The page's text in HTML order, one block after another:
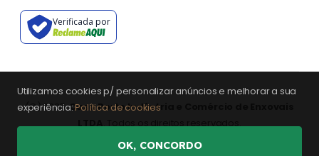
Utilizamos cookies p/ personalizar anúncios e melhorar a sua
experiência:Política de cookies
OK, CONCORDO
Verificada por
(©) 2025.Casa Porto Indústria e Comércio de Enxovais
LTDA. Todos os direitos reservados.